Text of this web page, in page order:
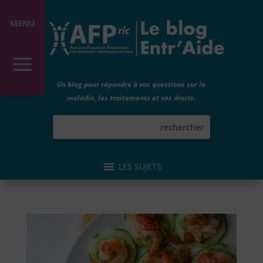
Un blog pour répondre à vos questions sur la
maladie, les traitements et vos droits.
LES SUJETS
MENU